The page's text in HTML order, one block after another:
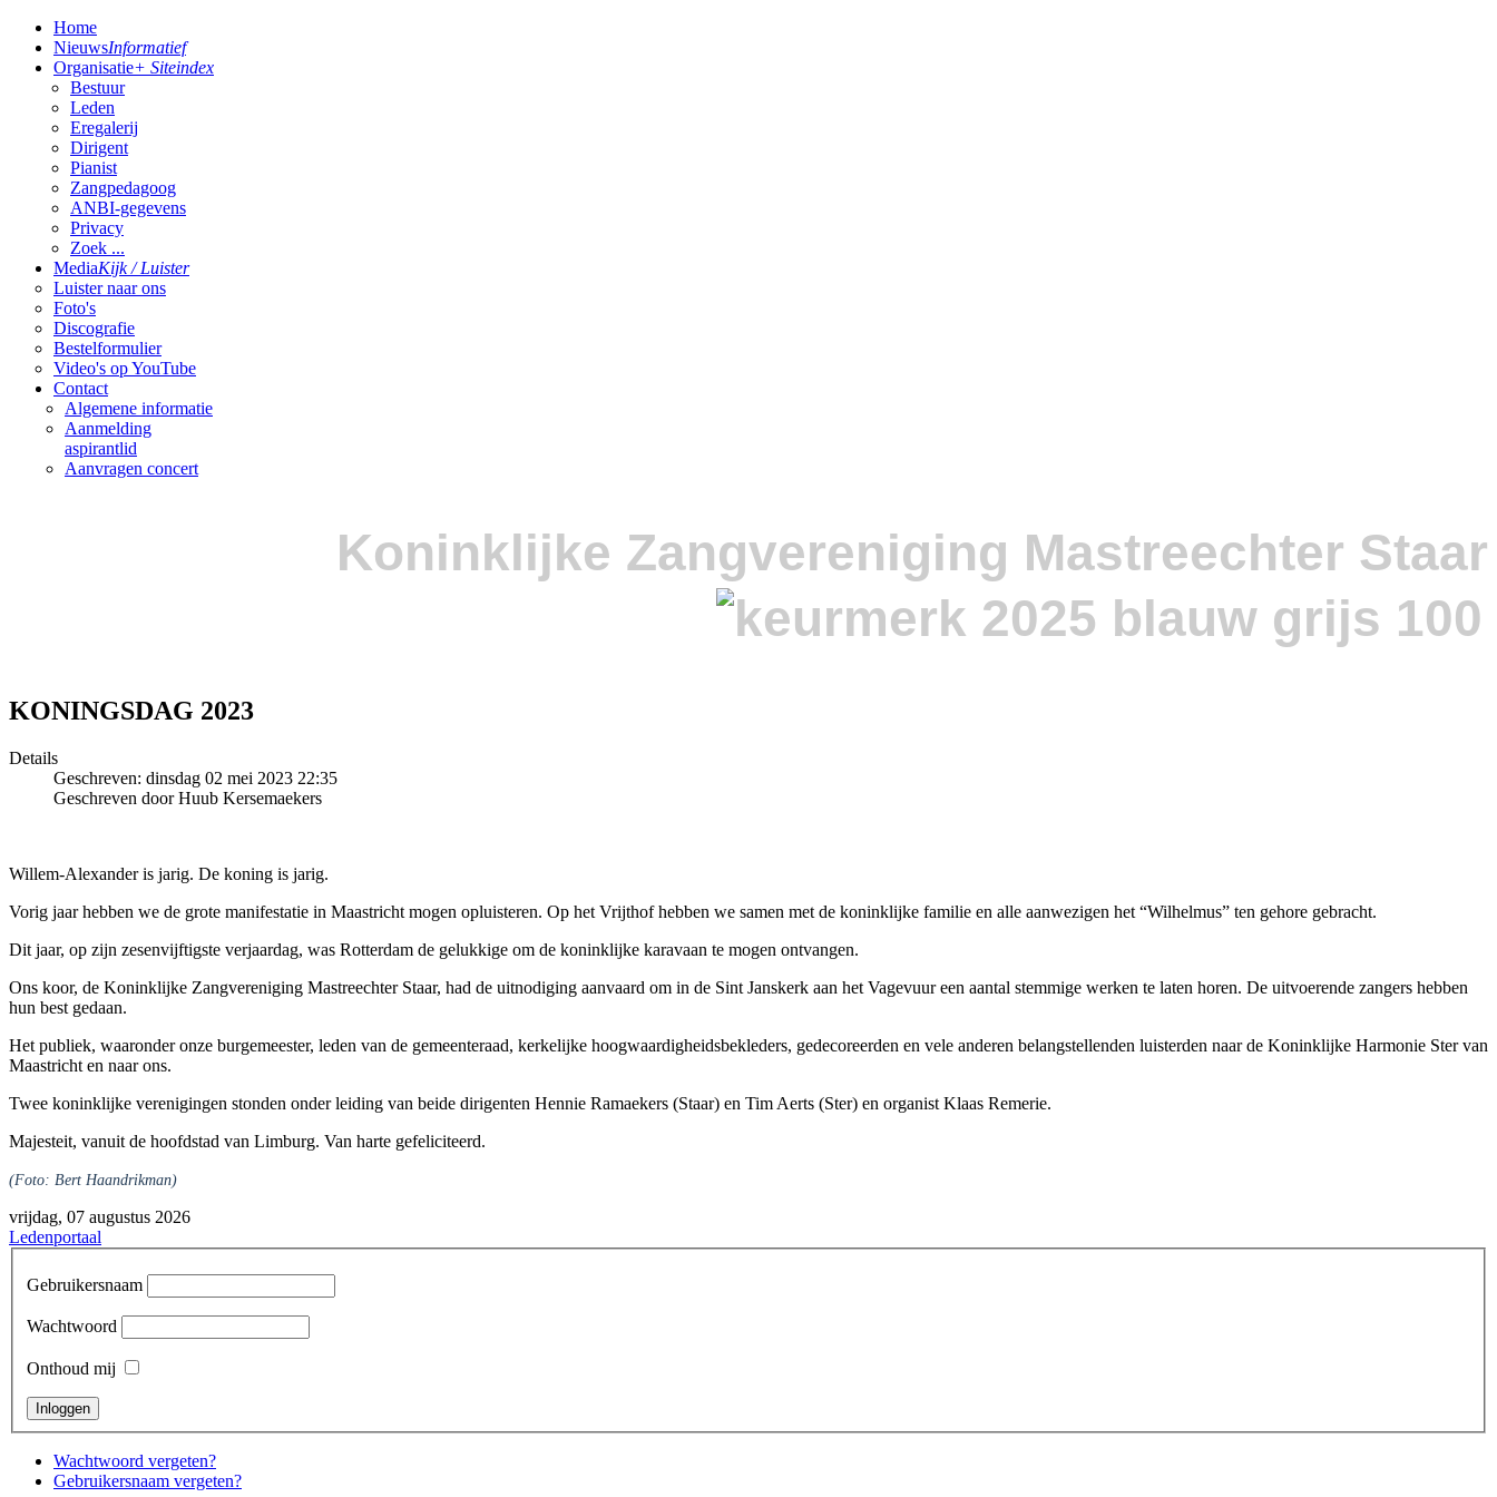
Home
NieuwsInformatief
Organisatie+ Siteindex
Bestuur
Leden
Eregalerij
Dirigent
Pianist
Zangpedagoog
ANBI-gegevens
Privacy
Zoek ...
MediaKijk / Luister
Luister naar ons
Foto's
Discografie
Bestelformulier
Video's op YouTube
Contact
Algemene informatie
Aanmelding
aspirantlid
Aanvragen concert
Koninklijke Zangvereniging Mastreechter Staar
KONINGSDAG 2023
Details
Geschreven: dinsdag 02 mei 2023 22:35
Geschreven door Huub Kersemaekers
Willem-Alexander is jarig. De koning is jarig.
Vorig jaar hebben we de grote manifestatie in Maastricht mogen opluisteren. Op het Vrijthof hebben we samen met de koninklijke familie en alle aanwezigen het “Wilhelmus” ten gehore gebracht.
Dit jaar, op zijn zesenvijftigste verjaardag, was Rotterdam de gelukkige om de koninklijke karavaan te mogen ontvangen.
Ons koor, de Koninklijke Zangvereniging Mastreechter Staar, had de uitnodiging aanvaard om in de Sint Janskerk aan het Vagevuur een aantal stemmige werken te laten horen. De uitvoerende zangers hebben
hun best gedaan.
Het publiek, waaronder onze burgemeester, leden van de gemeenteraad, kerkelijke hoogwaardigheidsbekleders, gedecoreerden en vele anderen belangstellenden luisterden naar de Koninklijke Harmonie Ster van
Maastricht en naar ons.
Twee koninklijke verenigingen stonden onder leiding van beide dirigenten Hennie Ramaekers (Staar) en Tim Aerts (Ster) en organist Klaas Remerie.
Majesteit, vanuit de hoofdstad van Limburg. Van harte gefeliciteerd.
(Foto: Bert Haandrikman)
vrijdag, 07 augustus 2026
Ledenportaal
Gebruikersnaam
Wachtwoord
Onthoud mij
Wachtwoord vergeten?
Gebruikersnaam vergeten?